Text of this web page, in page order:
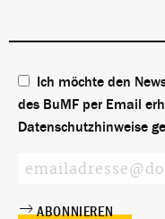
Ich möchte den
des BuMF per Email
Datenschutzhinweise